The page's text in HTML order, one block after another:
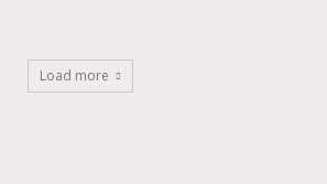
Load more